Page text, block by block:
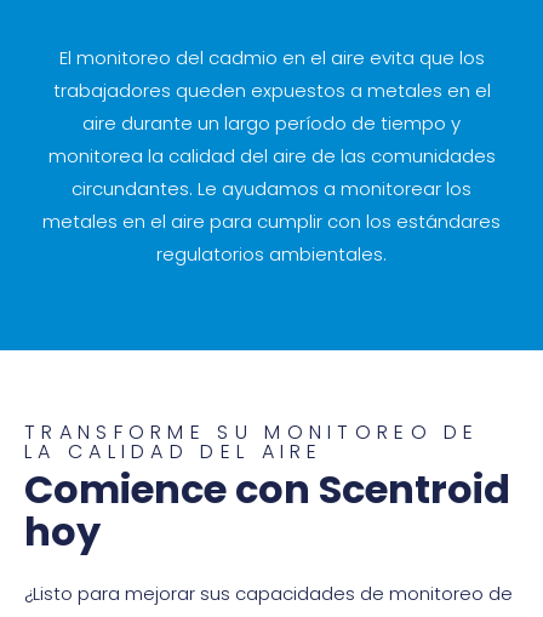
El monitoreo del cadmio en el aire evita que los
trabajadores queden expuestos a metales en el
aire durante un largo período de tiempo y
monitorea la calidad del aire de las comunidades
circundantes. Le ayudamos a monitorear los
metales en el aire para cumplir con los estándares
regulatorios ambientales.
TRANSFORME SU MONITOREO DE
LA CALIDAD DEL AIRE
Comience con Scentroid
hoy
¿Listo para mejorar sus capacidades de monitoreo de